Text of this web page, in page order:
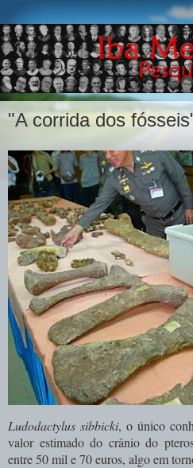
"A corrida dos
Ludodactylus sibbicki, o único
valor estimado do crânio do
entre 50 mil e 70 euros, algo em